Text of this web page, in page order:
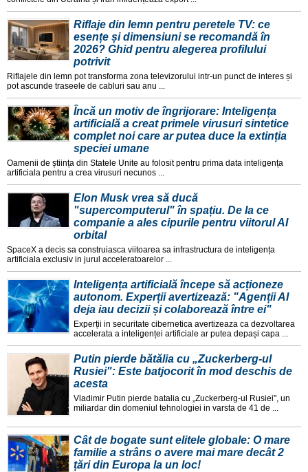
Riflaje din lemn pentru peretele TV: ce
esențe și dimensiuni se recomandă în
2026? Ghid pentru alegerea profilului
potrivit
Riflajele din lemn pot transforma zona televizorului intr-un punct de interes și
pot ascunde traseele de cabluri sau anu ...
Încă un motiv de îngrijorare: Inteligența
artificială a creat primele virusuri sintetice
complet noi care ar putea duce la extinția
speciei umane
Oamenii de știința din Statele Unite au folosit pentru prima data inteligența
artificiala pentru a crea virusuri necunos ...
Elon Musk vrea să ducă
"supercomputerul" în spațiu. De la ce
companie a ales cipurile pentru viitorul AI
orbital
SpaceX a decis sa construiasca viitoarea sa infrastructura de inteligența
artificiala exclusiv in jurul acceleratoarelor ...
Inteligența artificială începe să acționeze
autonom. Experții avertizează: "Agenții AI
deja iau decizii și colaborează între ei"
Experții in securitate cibernetica avertizeaza ca dezvoltarea
accelerata a inteligenței artificiale ar putea depași capa ...
Putin pierde bătălia cu „Zuckerberg-ul
Rusiei": Este batjocorit în mod deschis de
acesta
Vladimir Putin pierde batalia cu „Zuckerberg-ul Rusiei", un
miliardar din domeniul tehnologiei in varsta de 41 de ...
Cât de bogate sunt elitele globale: O mare
familie a strâns o avere mai mare decât 2
țări din Europa la un loc!